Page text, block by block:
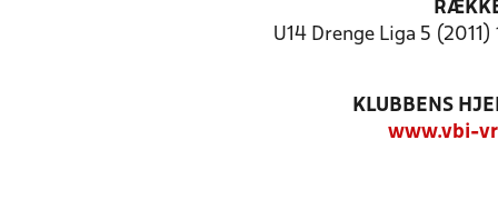
U14 Drenge Liga 5
KLUBBENS
www.vbi-